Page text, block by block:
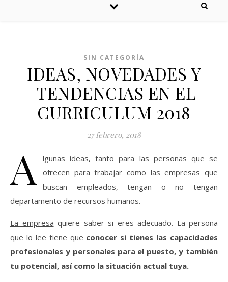
SIN CATEGORÍA
IDEAS, NOVEDADES Y
TENDENCIAS EN EL
CURRICULUM 2018
27 febrero, 2018
A
lgunas ideas, tanto para las personas que se
ofrecen para trabajar como las empresas que
buscan empleados, tengan o no tengan
departamento de recursos humanos.
La empresa quiere saber si eres adecuado. La persona
que lo lee tiene que conocer si tienes las capacidades
profesionales y personales para el puesto, y también
tu potencial, así como la situación actual tuya.